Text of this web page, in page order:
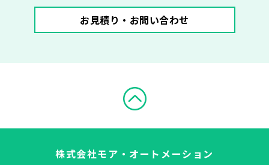
お見積り・お問い合わせ
株式会社モア・オートメーション